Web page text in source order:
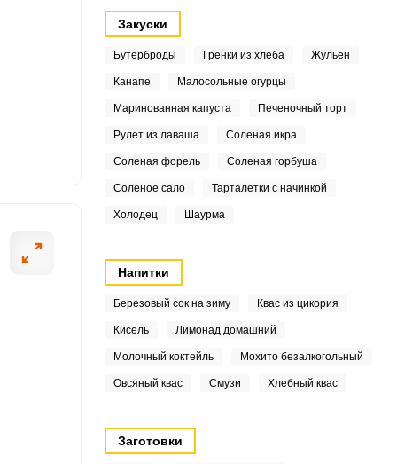
Закуски
Бутерброды Гренки из хлеба Жульен
Канапе Малосольные огурцы
Маринованная капуста Печеночный торт
Рулет из лаваша Соленая икра
Соленая форель Соленая горбуша
Соленое сало Тарталетки с начинкой
Холодец Шаурма
Напитки
Березовый сок на зиму Квас из цикория
Кисель Лимонад домашний
Молочный коктейль Мохито безалкогольный
Овсяный квас Смузи Хлебный квас
Заготовки